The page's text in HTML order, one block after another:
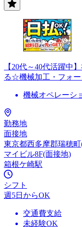
【20代～40代活躍中
る☆機械加工・フォ
機械オペレーシ
勤務地
面接地
東京都西多摩郡瑞穂
マイビル8F(面接地)
箱根ケ崎駅
シフト
週5日からOK
交通費支給
未経験OK